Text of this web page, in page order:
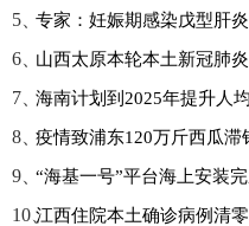
5、专家：妊娠期感染戊型肝
6、山西太原本轮本土新冠肺
7、海南计划到2025年提升人
8、疫情致浦东120万斤西瓜滞
9、“海基一号”平台海上安装完成
10、江西住院本土确诊病例清